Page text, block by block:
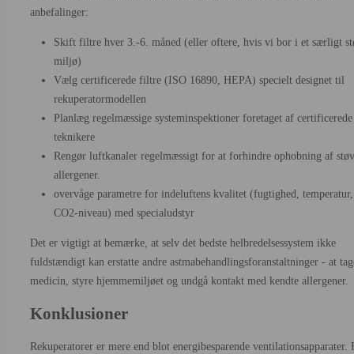
anbefalinger:
Skift filtre hver 3.-6. måned (eller oftere, hvis vi bor i et særligt
miljø)
Vælg certificerede filtre (ISO 16890, HEPA) specielt designet til
rekuperatormodellen
Planlæg regelmæssige systeminspektioner foretaget af certificerede
teknikere
Rengør luftkanaler regelmæssigt for at forhindre ophobning af
allergener.
overvåge parametre for indeluftens kvalitet (fugtighed, temperatur,
CO2-niveau) med specialudstyr
Det er vigtigt at bemærke, at selv det bedste helbredelsessystem ikke
fuldstændigt kan erstatte andre astmabehandlingsforanstaltninger - at
medicin, styre hjemmemiljøet og undgå kontakt med kendte allergener.
Konklusioner
Rekuperatorer er mere end blot energibesparende ventilationsapparater.